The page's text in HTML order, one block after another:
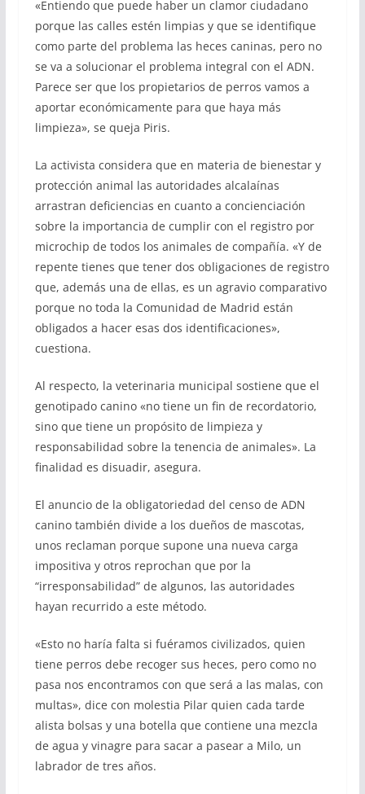
«Entiendo que puede haber un clamor ciudadano
porque las calles estén limpias y que se identifique
como parte del problema las heces caninas, pero no
se va a solucionar el problema integral con el ADN.
Parece ser que los propietarios de perros vamos a
aportar económicamente para que haya más
limpieza», se queja Piris.
La activista considera que en materia de bienestar y
protección animal las autoridades alcalaínas
arrastran deficiencias en cuanto a concienciación
sobre la importancia de cumplir con el registro por
microchip de todos los animales de compañía. «Y de
repente tienes que tener dos obligaciones de registro
que, además una de ellas, es un agravio comparativo
porque no toda la Comunidad de Madrid están
obligados a hacer esas dos identificaciones»,
cuestiona.
Al respecto, la veterinaria municipal sostiene que el
genotipado canino «no tiene un fin de recordatorio,
sino que tiene un propósito de limpieza y
responsabilidad sobre la tenencia de animales». La
finalidad es disuadir, asegura.
El anuncio de la obligatoriedad del censo de ADN
canino también divide a los dueños de mascotas,
unos reclaman porque supone una nueva carga
impositiva y otros reprochan que por la
“irresponsabilidad” de algunos, las autoridades
hayan recurrido a este método.
«Esto no haría falta si fuéramos civilizados, quien
tiene perros debe recoger sus heces, pero como no
pasa nos encontramos con que será a las malas, con
multas», dice con molestia Pilar quien cada tarde
alista bolsas y una botella que contiene una mezcla
de agua y vinagre para sacar a pasear a Milo, un
labrador de tres años.